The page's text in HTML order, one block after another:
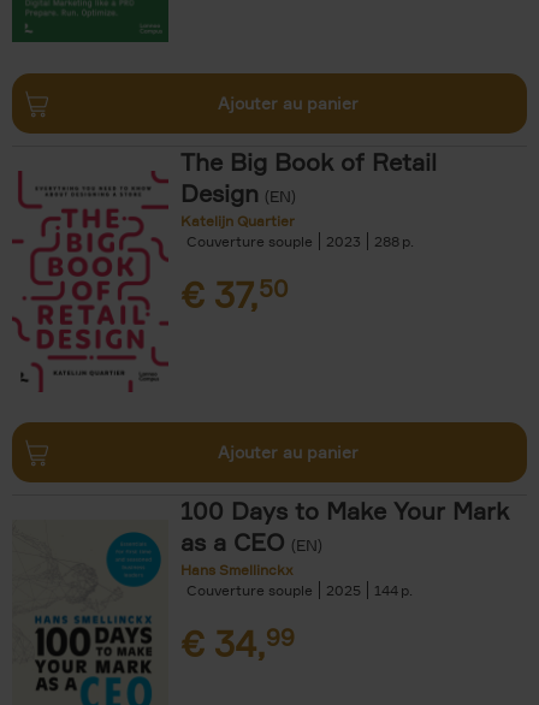
Ajouter au panier
The Big Book of Retail
Design (EN)
Katelijn Quartier
Couverture souple
2023 288
€ 37,50
Ajouter au panier
100 Days to Make Your Mark
as a CEO (EN)
Hans Smellinckx
Couverture souple
2025 144
€ 34,99